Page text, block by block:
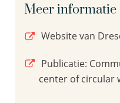
Meer informatie
Website van
Publicatie:
center of circular